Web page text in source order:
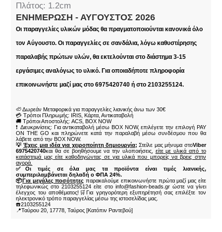
Πλάτος: 1.2cm
ΕΝΗΜΈΡΩΣΗ - ΑΎΓΟΥΣΤΟΣ 2026
Οι παραγγελίες υλικών μόδας θα πραγματοποιούνται κανονικά όλο
τον Αύγουστο. Οι παραγγελίες σε σανδάλια, λόγω καθυστέρησης
παραλαβής πρώτων υλών, θα εκτελούνται στο διάστημα 3-15
εργάσιμες αναλόγως το υλικό. Για οποιαδήποτε πληροφορία
επικοινωνήστε μαζί μας στο 6975420740 ή στο 2103255124.
🦥 Δωρεάν Μεταφορικά για παραγγελίες λιανικής άνω των 30€
💳 Τρόποι Πληρωμής: IRIS, Κάρτα, Αντικαταβολή
🚚 Τρόποι Αποστολής: ACS, BOX NOW
❗ Διευκρινίσεις: Για αντικαταβολή μέσω BOX NOW, επιλέγετε την επιλογή PAY
ON THE GO και πληρώνετε κατά την παραλαβή μέσω συνδέσμου που θα
λάβετε από την BOX NOW.
💡Έχεις μια ιδέα για χειροποίητη δημιουργία; Στείλε μας μήνυμα στοViber
6975420740και θα σε βοηθήσουμε να την υλοποιήσεις, είτε με υλικά από το
κατάστημά μας είτε καθοδηγώντας σε για υλικά που μπορείς να βρεις στην
αγορά.
✅Οι τιμές σε όλα μας τα προϊόντα είναι τιμές λιανικής,
συμπεριλαμβάνεται δηλαδή ο ΦΠΑ 24%.
📦Για μεγάλες ποσότητες παρακαλούμε επικοινωνήστε πρώτα μαζί μας είτε
τηλεφωνικώς στο 2103255124 είτε στο info@fashion-beads.gr ώστε να γίνει
έλεγχος του αποθέματος!🛒Για γρηγορότερη εξυπηρέτησή σας επιλέξτε τον
ηλεκτρονικό τρόπο παραγγελίας μέσω της ιστοσελίδας μας.
☎️2103255124
📍Ταύρου 20, 17778, Ταύρος [Κατόπιν Ραντεβού]